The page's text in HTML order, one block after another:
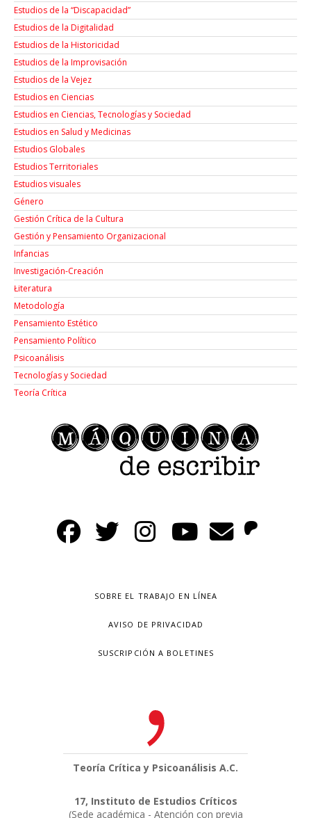
Estudios de la “Discapacidad”
Estudios de la Digitalidad
Estudios de la Historicidad
Estudios de la Improvisación
Estudios de la Vejez
Estudios en Ciencias
Estudios en Ciencias, Tecnologías y Sociedad
Estudios en Salud y Medicinas
Estudios Globales
Estudios Territoriales
Estudios visuales
Género
Gestión Crítica de la Cultura
Gestión y Pensamiento Organizacional
Infancias
Investigación-Creación
Łiteratura
Metodología
Pensamiento Estético
Pensamiento Político
Psicoanálisis
Tecnologías y Sociedad
Teoría Crítica
SOBRE EL TRABAJO EN LÍNEA
AVISO DE PRIVACIDAD
SUSCRIPCIÓN A BOLETINES
Teoría Crítica y Psicoanálisis A.C.
17, Instituto de Estudios Críticos
(Sede académica - Atención con previa